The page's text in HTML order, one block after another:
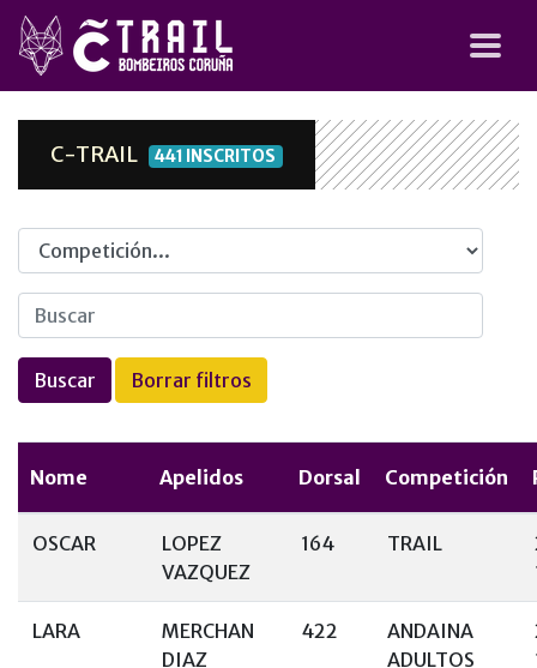
C-TRAIL 441 INSCRITOS
Competicion
Nome Apelidos Dorsal Competición
OSCAR
LOPEZ
VAZQUEZ
164 TRAIL
LARA
MERCHAN
DIAZ
422
ANDAINA
ADULTOS